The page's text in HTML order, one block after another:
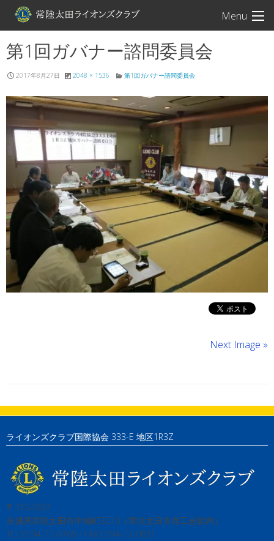
Menu
常陸太田ライオン
第1回ガバナー諮問委員会
2017年8月27日 2048 × 1536 第1回ガバナー諮問委員会
Next Image »
ライオンズクラブ国際協会 333-E 地区1R3Z
〒313-0061
茨城県常陸太田市中城町3210（常陸太田市商工会館内）
TEL:0294-73-0769 / FAX:0294-73-0831